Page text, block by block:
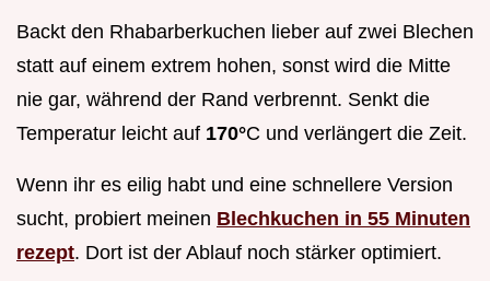
Backt den Rhabarberkuchen lieber auf zwei Blechen
statt auf einem extrem hohen, sonst wird die Mitte
nie gar, während der Rand verbrennt. Senkt die
Temperatur leicht auf 170°C und verlängert die Zeit.
Wenn ihr es eilig habt und eine schnellere Version
sucht, probiert meinen Blechkuchen in 55 Minuten
rezept. Dort ist der Ablauf noch stärker optimiert.